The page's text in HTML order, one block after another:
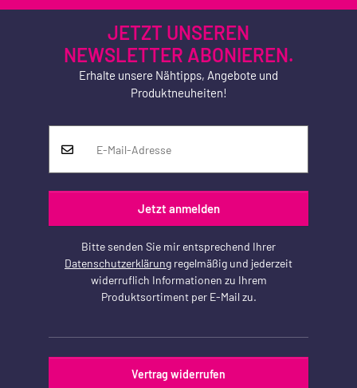
JETZT UNSEREN
NEWSLETTER ABONIEREN.
Erhalte unsere Nähtipps, Angebote und
Produktneuheiten!
Jetzt anmelden
Bitte senden Sie mir entsprechend Ihrer
Datenschutzerklärung regelmäßig und jederzeit
widerruflich Informationen zu Ihrem
Produktsortiment per E-Mail zu.
Vertrag widerrufen